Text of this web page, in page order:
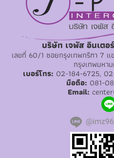
บริษัท เจพัส อินเต
เลขที่ 60/1 ซอยกรุงเทพกรีฑา 7
กรุงเทพมหา
เบอร์โทร: 02-184-6725,
มือถือ: 081-
Email: